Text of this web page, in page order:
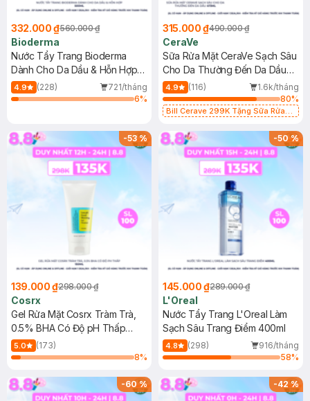
332.000 ₫560.000 ₫
Bioderma
Nước Tẩy Trang Bioderma
Dành Cho Da Dầu & Hỗn Hợp
500ml
4.9 (228)
721/tháng
6%
315.000 ₫490.000 ₫
CeraVe
Sữa Rửa Mặt CeraVe Sạch Sâu
Cho Da Thường Đến Da Dầu
473ml
4.9 (116)
1.6k/tháng
80%
Bill Cerave 299K Tặng Sữa Rửa
-53%
139.000 ₫298.000 ₫
Cosrx
Gel Rửa Mặt Cosrx Tràm Trà,
0.5% BHA Có Độ pH Thấp
150ml
5.0
(173)
8%
-50%
145.000 ₫289.000 ₫
L'Oreal
Nước Tẩy Trang L'Oreal Làm
Sạch Sâu Trang Điểm 400ml
4.8 (298)
916/tháng
58%
-60% -42%